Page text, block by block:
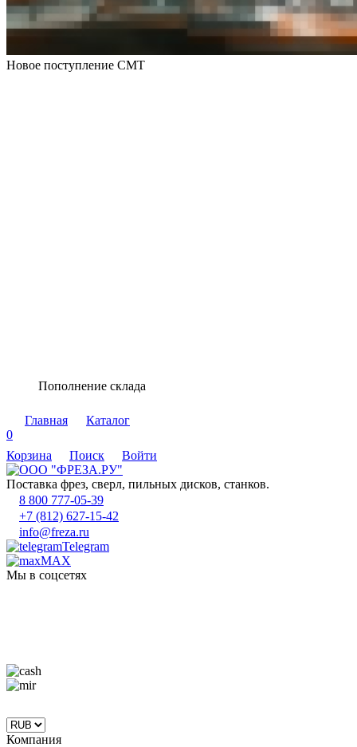
Новое поступление СМТ
Пополнение склада
Главная
Каталог
0
Корзина
Поиск Войти
Поставка фрез, сверл, пильных дисков, станков.
8 800 777-05-39
+7 (812) 627-15-42
info@freza.ru
Telegram
MAX
Мы в соцсетях
Компания